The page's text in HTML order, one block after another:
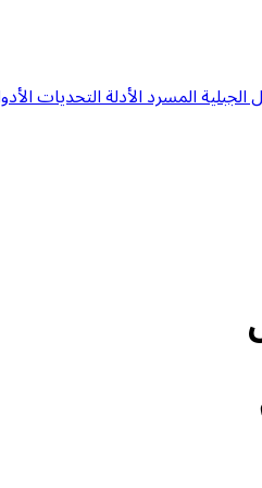
الجبليةالمسردالأدلةالتحديات